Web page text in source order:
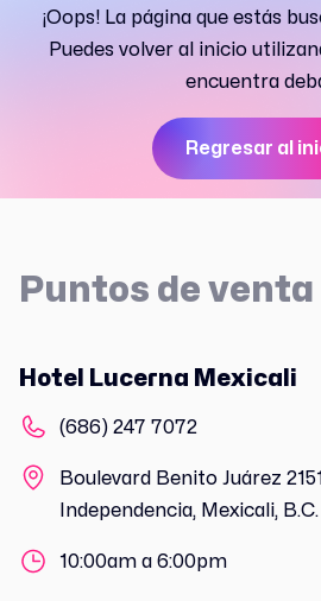
¡Oops! La página que estás
Puedes volver al inicio
encuentra
Regresar al
Puntos de venta
Hotel Lucerna Mexicali
(686) 247 7072
Boulevard Benito Juárez
Independencia, Mexicali, B.C.
10:00am a 6:00pm